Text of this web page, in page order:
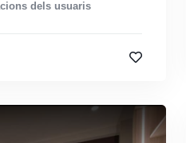
dels usuaris